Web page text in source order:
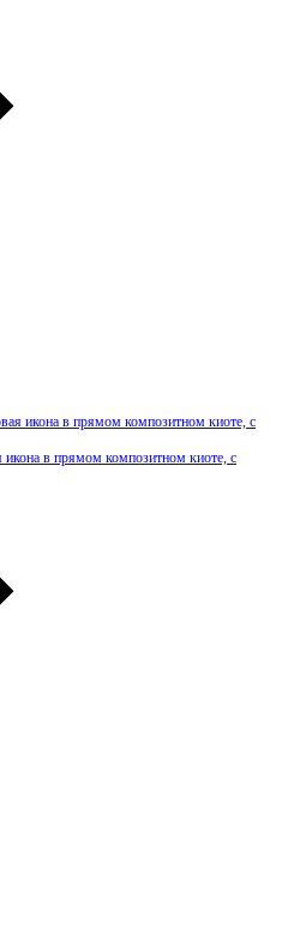
в прямом композитном киоте, с